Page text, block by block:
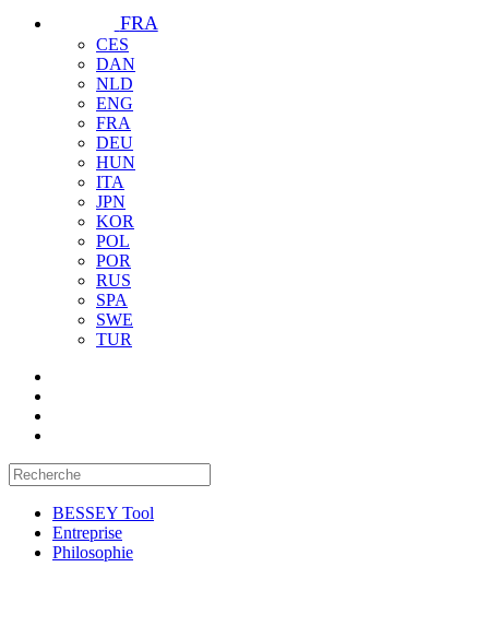
FRA
CES
DAN
NLD
ENG
FRA
DEU
HUN
ITA
JPN
KOR
POL
POR
RUS
SPA
SWE
TUR
BESSEY Tool
Entreprise
Philosophie